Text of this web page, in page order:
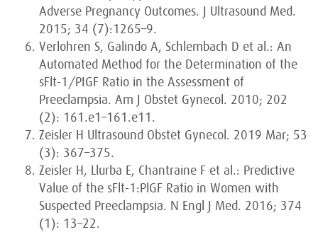
Adverse Pregnancy Outcomes. J Ultrasound Med.
2015; 34 (7):1265–9.
Verlohren S, Galindo A, Schlembach D et al.: An
Automated Method for the Determination of the
sFlt-1/PIGF Ratio in the Assessment of
Preeclampsia. Am J Obstet Gynecol. 2010; 202
(2): 161.e1–161.e11.
Zeisler H Ultrasound Obstet Gynecol. 2019 Mar; 53
(3): 367–375.
Zeisler H, Llurba E, Chantraine F et al.: Predictive
Value of the sFlt-1:PlGF Ratio in Women with
Suspected Preeclampsia. N Engl J Med. 2016; 374
(1): 13–22.